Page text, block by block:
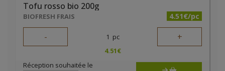
Tofu rosso bio 200g
BIOFRESH FRAIS 4.51€/pc
- 1 pc +
4.51€
Réception souhaitée le